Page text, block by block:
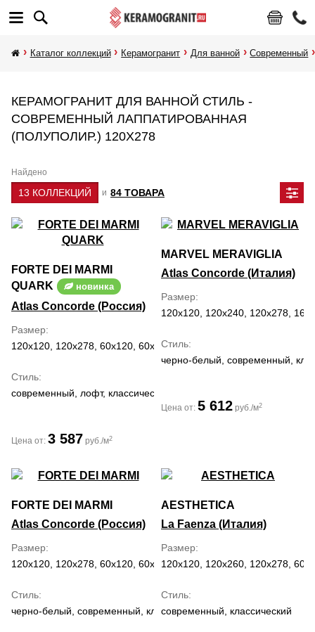
Каталог коллекций Керамогранит Для ванной Современный
КЕРАМОГРАНИТ ДЛЯ ВАННОЙ СТИЛЬ -
СОВРЕМЕННЫЙ ЛАППАТИРОВАННАЯ
(ПОЛУПОЛИР.) 120Х278
Найдено
13 КОЛЛЕКЦИЙ и 84 ТОВАРА
FORTE DEI MARMI
QUARK
новинка
Atlas Concorde (Россия)
Размер
120x120, 120x278, 60x120, 60x60, 80x160, 80x80
Стиль
современный, лофт, классический
Цена от: 3 587 руб./м2
MARVEL MERAVIGLIA
Atlas Concorde (Италия)
Размер
120x120, 120x240, 120x278,
Стиль
черно-белый, современный,
Цена от: 5 612 руб./м2
FORTE DEI MARMI
Atlas Concorde (Россия)
Размер
120x120, 120x278, 60x120, 60x60, 80x160, 80x80
Стиль
черно-белый, современный, классический
AESTHETICA
La Faenza (Италия)
Размер
120x120, 120x260, 120x278,
Стиль
современный, классический